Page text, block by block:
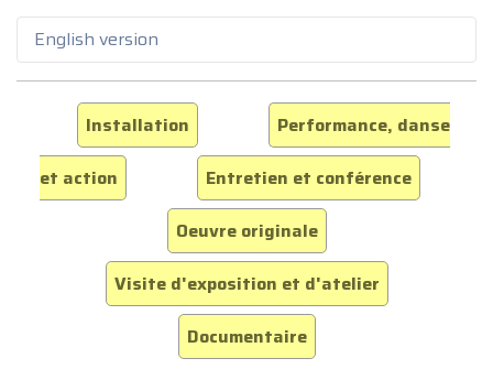
English version
Installation
Performance, danse
et action
Entretien et conférence
Oeuvre originale
Visite d'exposition et d'atelier
Documentaire